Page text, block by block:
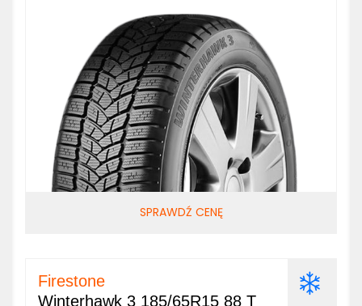
SPRAWDŹ CENĘ
Firestone
Winterhawk 3 185/65R15 88 T